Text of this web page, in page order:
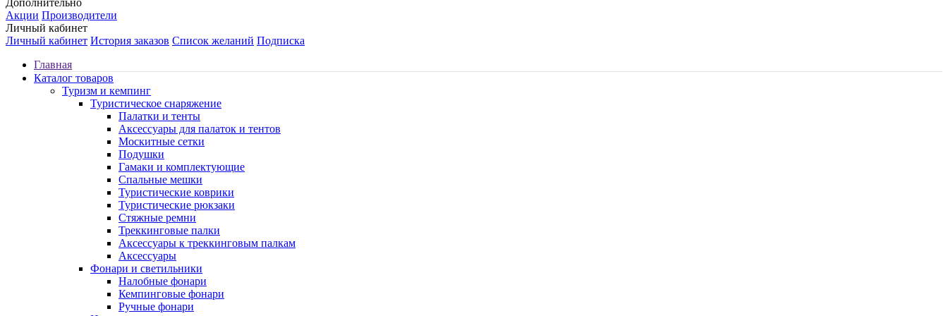
Дополнительно
Акции Производители
Личный кабинет
Личный кабинет История заказов Список желаний Подписка
Главная
Каталог товаров
Туризм и кемпинг
Туристическое снаряжение
Палатки и тенты
Аксессуары для палаток и тентов
Москитные сетки
Подушки
Гамаки и комплектующие
Спальные мешки
Туристические коврики
Туристические рюкзаки
Стяжные ремни
Треккинговые палки
Аксессуары к треккинговым палкам
Аксессуары
Фонари и светильники
Налобные фонари
Кемпинговые фонари
Ручные фонари